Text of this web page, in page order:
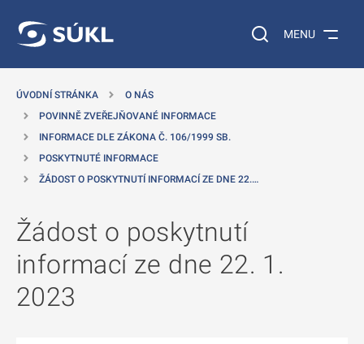
Vyhledávání na
MENU
ÚVODNÍ STRÁNKA
O NÁS
POVINNĚ ZVEŘEJŇOVANÉ INFORMACE
INFORMACE DLE ZÁKONA Č. 106/1999 SB.
POSKYTNUTÉ INFORMACE
ŽÁDOST O POSKYTNUTÍ INFORMACÍ ZE DNE 22.…
Žádost o poskytnutí
informací ze dne 22. 1.
2023